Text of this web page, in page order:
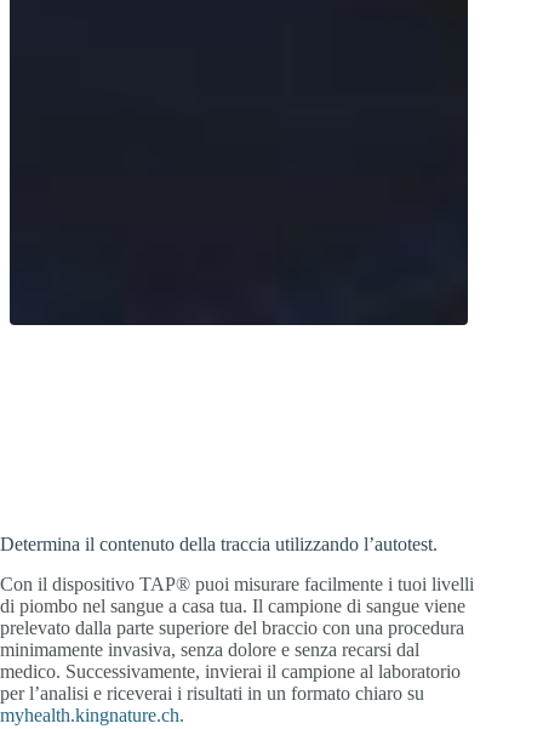
Determina il contenuto della traccia utilizzando l’autotest.
Con il dispositivo TAP® puoi misurare facilmente i tuoi livelli
di piombo nel sangue a casa tua. Il campione di sangue viene
prelevato dalla parte superiore del braccio con una procedura
minimamente invasiva, senza dolore e senza recarsi dal
medico. Successivamente, invierai il campione al laboratorio
per l’analisi e riceverai i risultati in un formato chiaro su
myhealth.kingnature.ch.